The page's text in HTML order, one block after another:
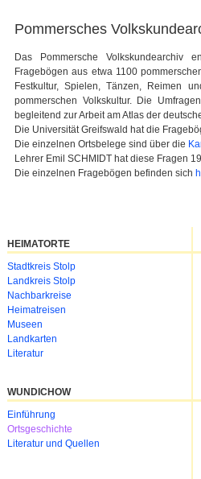
Pommersches
Das Pommersche Volkskundearchiv
Fragebögen aus etwa 1100
Festkultur, Spielen, Tänzen, Reimen
pommerschen Volkskultur. Die
begleitend zur Arbeit am Atlas der
Die Universität Greifswald hat die
Die einzelnen Ortsbelege sind über die
Lehrer Emil SCHMIDT hat diese Fragen
Die einzelnen Fragebögen befinden sich
HEIMATORTE
Navigation
überspringen
Stadtkreis Stolp
Landkreis Stolp
Nachbarkreise
Heimatreisen
Museen
Landkarten
Literatur
WUNDICHOW
Navigation
überspringen
Einführung
Ortsgeschichte
Literatur und Quellen